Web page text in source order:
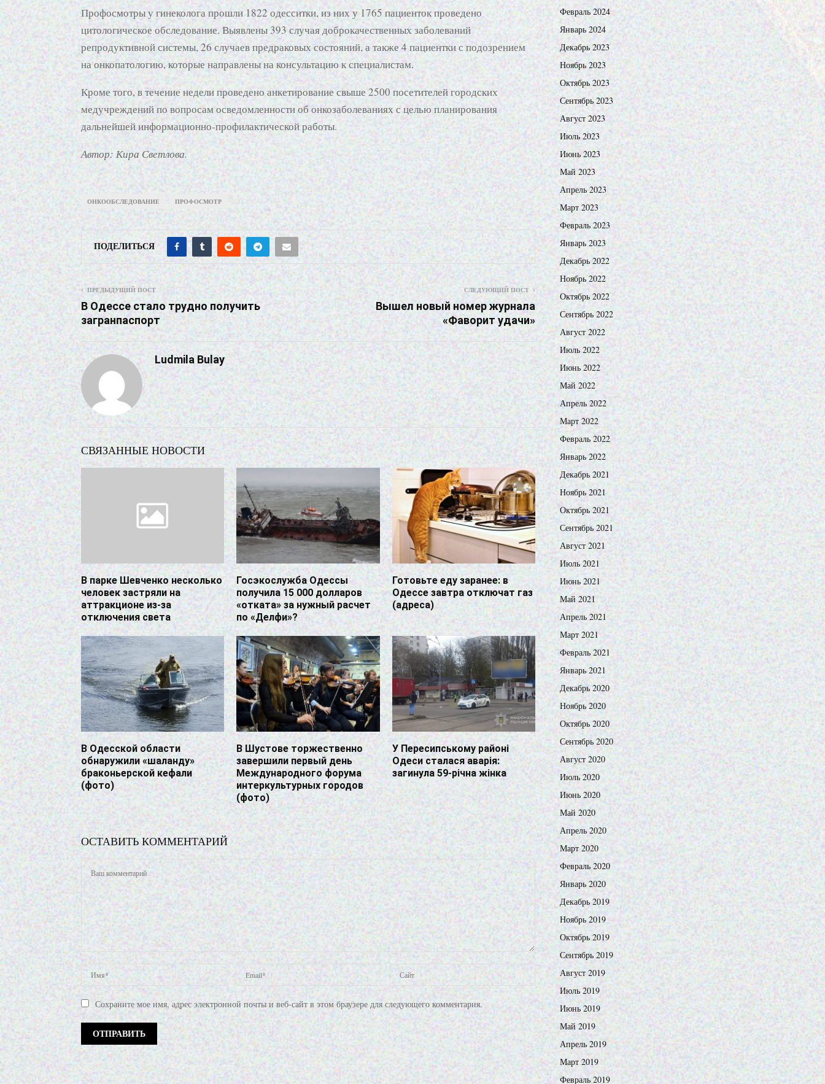
Профосмотры у гинеколога прошли 1822 одесситки, из них у 1765 пациенток проведено
цитологическое обследование. Выявлены 393 случая доброкачественных заболеваний
репродуктивной системы, 26 случаев предраковых состояний, а также 4 пациентки с подозрением
на онкопатологию, которые направлены на консультацию к специалистам.
Кроме того, в течение недели проведено анкетирование свыше 2500 посетителей городских
медучреждений по вопросам осведомленности об онкозаболеваниях с целью планирования
дальнейшей информационно-профилактической работы.
Автор: Кира Светлова.
ОНКООБСЛЕДОВАНИЕ ПРОФОСМОТР
ПОДЕЛИТЬСЯ
ПРЕДЫДУЩИЙ ПОСТ
В Одессе стало трудно получить
загранпаспорт
СЛЕДУЮЩИЙ ПОСТ
Вышел новый номер журнала
«Фаворит удачи»
Ludmila Bulay
СВЯЗАННЫЕ НОВОСТИ
В парке Шевченко несколько
человек застряли на
аттракционе из-за
отключения света
Госэкослужба Одессы
получила 15 000 долларов
«отката» за нужный расчет
по «Делфи»?
Готовьте еду заранее: в
Одессе завтра отключат газ
(адреса)
В Одесской области
обнаружили «шаланду»
браконьерской кефали
(фото)
В Шустове торжественно
завершили первый день
Международного форума
интеркультурных городов
(фото)
У Пересипському районі
Одеси сталася аварія:
загинула 59-річна жінка
ОСТАВИТЬ КОММЕНТАРИЙ
Сохраните мое имя, адрес электронной почты и веб-сайт в этом браузере для следующего комментария.
Февраль 2024
Январь 2024
Декабрь 2023
Ноябрь 2023
Октябрь 2023
Сентябрь 2023
Август 2023
Июль 2023
Июнь 2023
Май 2023
Апрель 2023
Март 2023
Февраль 2023
Январь 2023
Декабрь 2022
Ноябрь 2022
Октябрь 2022
Сентябрь 2022
Август 2022
Июль 2022
Июнь 2022
Май 2022
Апрель 2022
Март 2022
Февраль 2022
Январь 2022
Декабрь 2021
Ноябрь 2021
Октябрь 2021
Сентябрь 2021
Август 2021
Июль 2021
Июнь 2021
Май 2021
Апрель 2021
Март 2021
Февраль 2021
Январь 2021
Декабрь 2020
Ноябрь 2020
Октябрь 2020
Сентябрь 2020
Август 2020
Июль 2020
Июнь 2020
Май 2020
Апрель 2020
Март 2020
Февраль 2020
Январь 2020
Декабрь 2019
Ноябрь 2019
Октябрь 2019
Сентябрь 2019
Август 2019
Июль 2019
Июнь 2019
Май 2019
Апрель 2019
Март 2019
Февраль 2019